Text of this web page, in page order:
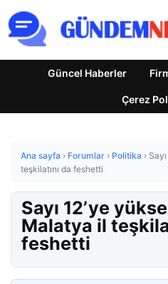
Güncel Haberler
Çerez
Ana sayfa › Forumlar › Politika ›
teşkilatını da feshetti
Sayı 12’ye
Malatya il
feshetti